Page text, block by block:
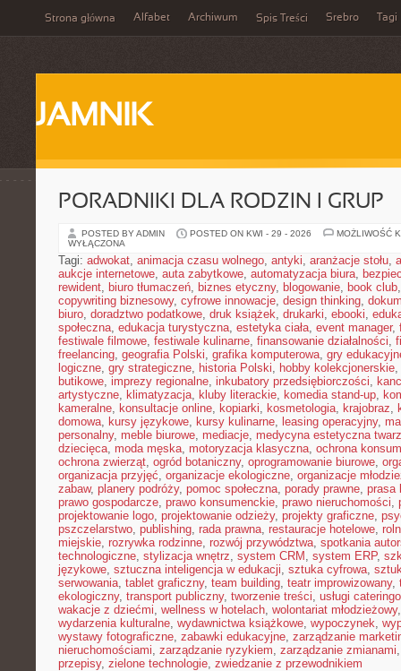
Strona główna Alfabet Archiwum Spis Treści Srebro Tagi
JAMNIK
PORADNIKI DLA RODZIN I GRUP
POSTED BY ADMIN POSTED ON KWI - 29 - 2026
MOŻLIWOŚĆ
WYŁĄCZONA
Tagi: adwokat, animacja czasu wolnego, antyki, aranżacje stołu,
aukcje internetowe, auta zabytkowe, automatyzacja biura,
rewident, biuro tłumaczeń, biznes etyczny, blogowanie, book club
copywriting biznesowy, cyfrowe innowacje, design thinking,
biuro, doradztwo podatkowe, druk książek, drukarki, ebooki,
społeczna, edukacja turystyczna, estetyka ciała, event manager,
festiwale filmowe, festiwale kulinarne, finansowanie działalności,
freelancing, geografia Polski, grafika komputerowa, gry
logiczne, gry strategiczne, historia Polski, hobby kolekcjonerskie,
butikowe, imprezy regionalne, inkubatory przedsiębiorczości,
artystyczne, klimatyzacja, kluby literackie, komedia stand-up,
kameralne, konsultacje online, kopiarki, kosmetologia, krajobraz,
domowa, kursy językowe, kursy kulinarne, leasing operacyjny,
personalny, meble biurowe, mediacje, medycyna estetyczna
dziecięca, moda męska, motoryzacja klasyczna, ochrona
ochrona zwierząt, ogród botaniczny, oprogramowanie biurowe,
organizacja przyjęć, organizacje ekologiczne, organizacje
zabaw, planery podróży, pomoc społeczna, porady prawne, prasa
prawo gospodarcze, prawo konsumenckie, prawo nieruchomości,
projektowanie logo, projektowanie odzieży, projekty graficzne,
pszczelarstwo, publishing, rada prawna, restauracje hotelowe,
miejskie, rozrywka rodzinne, rozwój przywództwa, spotkania
technologiczne, stylizacja wnętrz, system CRM , system ERP,
językowe, sztuczna inteligencja w edukacji, sztuka cyfrowa,
serwowania, tablet graficzny, team building, teatr improwizowany,
ekologiczny, transport publiczny, tworzenie treści, usługi
wakacje z dziećmi, wellness w hotelach, wolontariat młodzieżowy
wydarzenia kulturalne, wydawnictwa książkowe, wypoczynek,
wystawy fotograficzne, zabawki edukacyjne, zarządzanie
nieruchomościami, zarządzanie ryzykiem, zarządzanie zmianami
przepisy, zielone technologie, zwiedzanie z przewodnikiem